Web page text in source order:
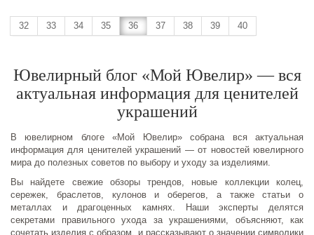
32 33 34 35 36 37 38 39 40
Ювелирный блог «Мой Ювелир» — вся
актуальная информация для ценителей
украшений
В ювелирном блоге «Мой Ювелир» собрана вся актуальная
информация для ценителей украшений — от новостей ювелирного
мира до полезных советов по выбору и уходу за изделиями.
Вы найдете свежие обзоры трендов, новые коллекции колец,
сережек, браслетов, кулонов и оберегов, а также статьи о
металлах и драгоценных камнях. Наши эксперты делятся
секретами правильного ухода за украшениями, объясняют, как
сочетать изделия с образом, и рассказывают о значении символики